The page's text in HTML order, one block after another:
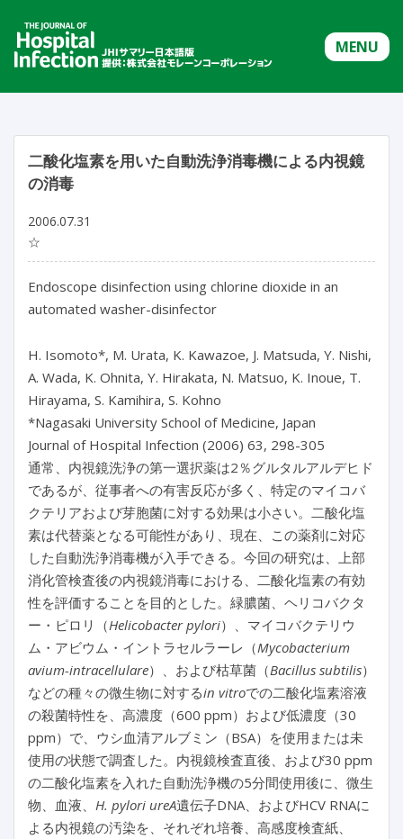
MENU
二酸化塩素を用いた自動洗浄消毒機による内視鏡
の消毒
2006.07.31
☆
Endoscope disinfection using chlorine dioxide in an
automated washer-disinfector
H. Isomoto*, M. Urata, K. Kawazoe, J. Matsuda, Y. Nishi,
A. Wada, K. Ohnita, Y. Hirakata, N. Matsuo, K. Inoue, T.
Hirayama, S. Kamihira, S. Kohno
*Nagasaki University School of Medicine, Japan
Journal of Hospital Infection (2006) 63, 298-305
通常、内視鏡洗浄の第一選択薬は2％グルタルアルデヒド
であるが、従事者への有害反応が多く、特定のマイコバ
クテリアおよび芽胞菌に対する効果は小さい。二酸化塩
素は代替薬となる可能性があり、現在、この薬剤に対応
した自動洗浄消毒機が入手できる。今回の研究は、上部
消化管検査後の内視鏡消毒における、二酸化塩素の有効
性を評価することを目的とした。緑膿菌、ヘリコバクタ
ー・ピロリ（Helicobacter pylori）、マイコバクテリウ
ム・アビウム・イントラセルラーレ（Mycobacterium
avium-intracellulare）、および枯草菌（Bacillus subtilis）
などの種々の微生物に対するin vitroでの二酸化塩素溶液
の殺菌特性を、高濃度（600 ppm）および低濃度（30
ppm）で、ウシ血清アルブミン（BSA）を使用または未
使用の状態で調査した。内視鏡検査直後、および30 ppm
の二酸化塩素を入れた自動洗浄機の5分間使用後に、微生
物、血液、 H. pylori ureA遺伝子DNA、およびHCV RNAに
よる内視鏡の汚染を、それぞれ培養、高感度検査紙、